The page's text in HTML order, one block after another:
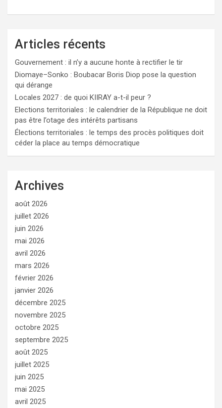
Articles récents
Gouvernement : il n’y a aucune honte à rectifier le tir
Diomaye–Sonko : Boubacar Boris Diop pose la question
qui dérange
Locales 2027 : de quoi KIIRAY a-t-il peur ?
Elections territoriales : le calendrier de la République ne doit
pas être l’otage des intérêts partisans
Élections territoriales : le temps des procès politiques doit
céder la place au temps démocratique
Archives
août 2026
juillet 2026
juin 2026
mai 2026
avril 2026
mars 2026
février 2026
janvier 2026
décembre 2025
novembre 2025
octobre 2025
septembre 2025
août 2025
juillet 2025
juin 2025
mai 2025
avril 2025